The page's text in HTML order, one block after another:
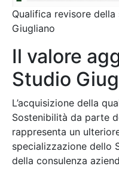
Qualifica revisore
Giugliano
Il valore
Studio
L’acquisizione della
Sostenibilità da parte
rappresenta un
specializzazione dello
della consulenza